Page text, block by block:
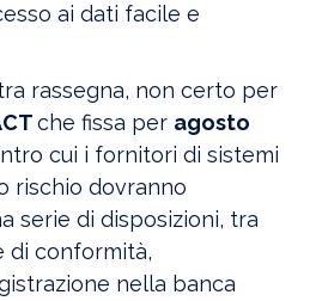
ai dati facile e
rassegna, non certo per
che fissa per agosto
cui i fornitori di sistemi
rischio dovranno
serie di disposizioni, tra
di conformità,
nella banca